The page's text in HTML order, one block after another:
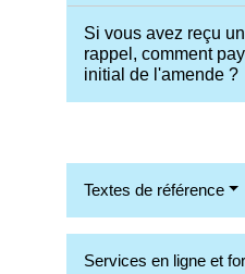
Si vous avez reçu
rappel, comment
initial de l'amende ?
Textes de référence
Services en ligne et